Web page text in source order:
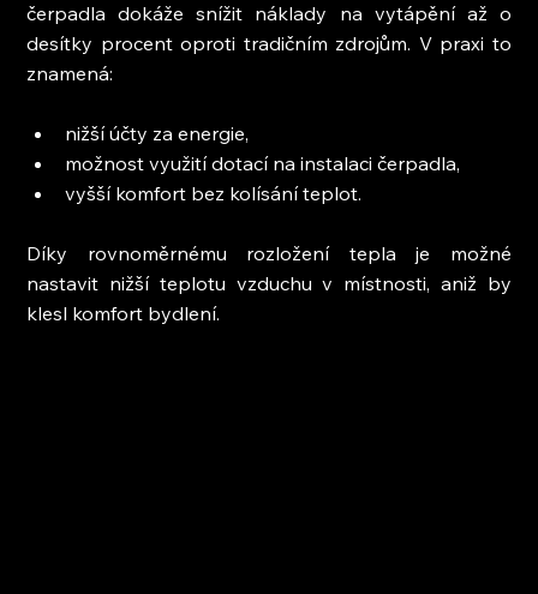
čerpadla dokáže snížit náklady na vytápění až o
desítky procent oproti tradičním zdrojům. V praxi to
znamená:
nižší účty za energie,
možnost využití dotací na instalaci čerpadla,
vyšší komfort bez kolísání teplot.
Díky rovnoměrnému rozložení tepla je možné
nastavit nižší teplotu vzduchu v místnosti, aniž by
klesl komfort bydlení.